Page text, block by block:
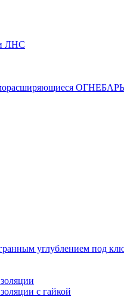
ЛНС
углублением под
с гайкой